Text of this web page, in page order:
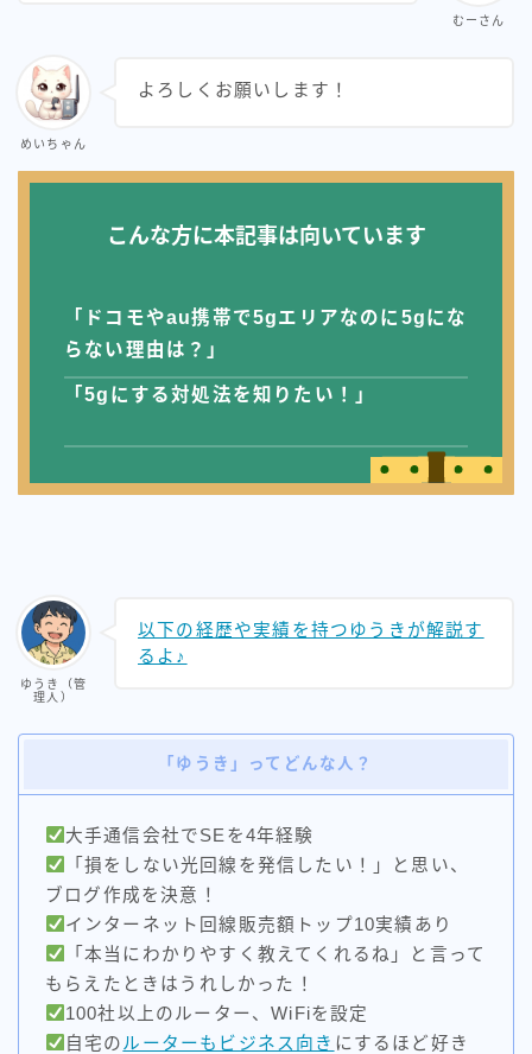
NURO光
インターネット豆知識
コミュファ光（中部の方）
ソフトバンク光（全国）
ドコモホームルーター
ドコモ光
フレッツ光
プロフィール
ゆうき＠元大手通信会社SE
【職業】
インフラ系エンジニア×インターネット記事ライター
【所有資格】
情報セキュリティマネジメント
.com advanced
むーさん
めいちゃん
よろしくお願いします！
こんな方に本記事は向いています
「ドコモやau携帯で5gエリアなのに5gにな
らない理由は？」
「5gにする対処法を知りたい！」
ゆうき（管
理人）
以下の経歴や実績を持つゆうきが解説す
るよ♪
「ゆうき」ってどんな人？
大手通信会社でSEを4年経験
「損をしない光回線を発信したい！」と思い、
ブログ作成を決意！
インターネット回線販売額トップ10実績あり
「本当にわかりやすく教えてくれるね」と言って
もらえたときはうれしかった！
100社以上のルーター、WiFiを設定
自宅の ルーターもビジネス向き にするほど好き